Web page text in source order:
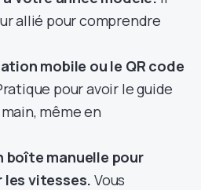
allié pour comprendre
mobile ou le QR code
pour avoir le guide
même en
boîte manuelle pour
les vitesses. Vous